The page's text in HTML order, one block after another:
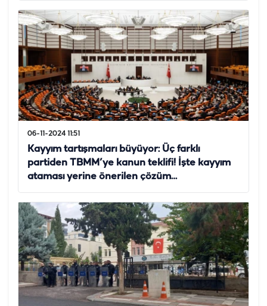
06-11-2024 11:51
Kayyım tartışmaları büyüyor: Üç farklı
partiden TBMM’ye kanun teklifi! İşte kayyım
ataması yerine önerilen çözüm…